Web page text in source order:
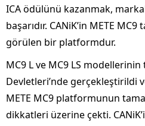
ICA ödülünü kazanmak,
başarıdır. CANiK’in METE
görülen bir platformdur.
MC9 L ve MC9 LS modellerinin
Devletleri’nde gerçekleştirildi
METE MC9 platformunun
dikkatleri üzerine çekti.